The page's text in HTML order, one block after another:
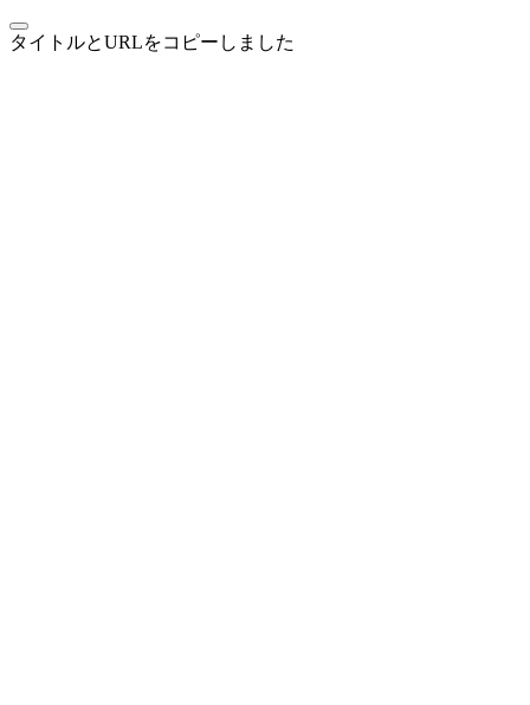
タイトルとURLをコピーしました